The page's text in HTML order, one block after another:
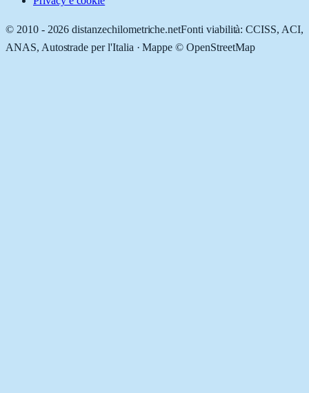
© 2010 - 2026 distanzechilometriche.netFonti viabilità: CCISS, ACI,
ANAS, Autostrade per l'Italia · Mappe © OpenStreetMap